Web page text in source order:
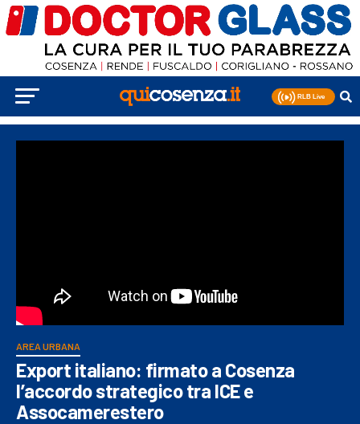
AREA URBANA
Export italiano: firmato a Cosenza
l’accordo strategico tra ICE e
Assocamerestero